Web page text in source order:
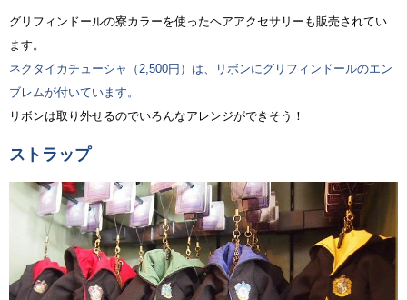
グリフィンドールの寮カラーを使ったヘアアクセサリーも販売されてい
ます。
ネクタイカチューシャ（2,500円）は、リボンにグリフィンドールのエン
ブレムが付いています。
リボンは取り外せるのでいろんなアレンジができそう！
ストラップ